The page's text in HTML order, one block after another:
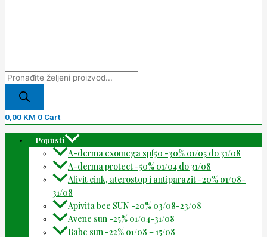
0,00 KM 0 Cart
Popusti
A-derma exomega spf50 -30% 01/05 do 31/08
A-derma protect -50% 01/04 do 31/08
Alivit cink, aterostop i antiparazit -20% 01/08-
31/08
Apivita bee SUN -20% 03/08-23/08
Avene sun -25% 01/04-31/08
Babe sun -22% 01/08 – 15/08